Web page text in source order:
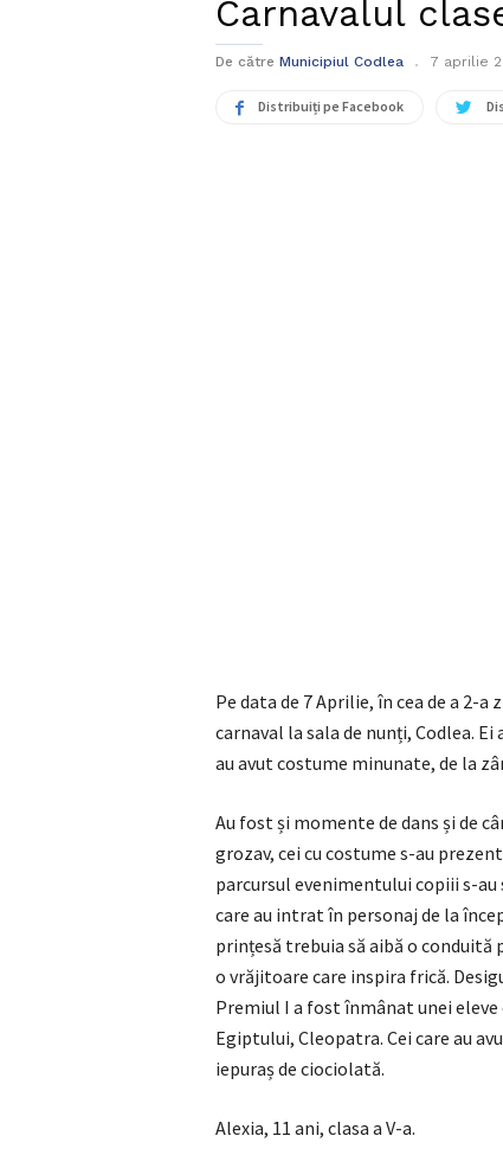
Carnavalul
De către Municipiul Codlea 7 aprilie
Distribuiți pe Facebook
Pe data de 7 Aprilie, în cea de a 2-
carnaval la sala de nunți, Codlea.
au avut costume minunate, de la
Au fost și momente de dans și de
grozav, cei cu costume s-au
parcursul evenimentului copiii s-au
care au intrat în personaj de la
prințesă trebuia să aibă o conduită
o vrăjitoare care inspira frică.
Premiul I a fost înmânat unei
Egiptului, Cleopatra. Cei care au
iepuraș de ciociolată.
Alexia, 11 ani, clasa a V-a.